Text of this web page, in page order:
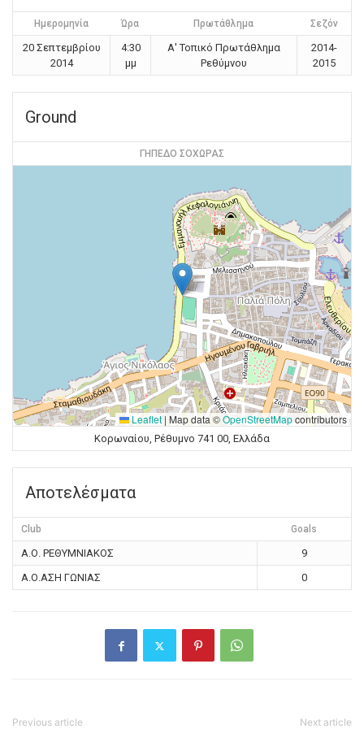
Ημερομηνία Ώρα Πρωτάθλημα Σεζόν
20 Σεπτεμβρίου
2014
4:30
μμ
Α' Τοπικό Πρωτάθλημα
Ρεθύμνου
2014-
2015
Ground
ΓΗΠΕΔΟ ΣΟΧΩΡΑΣ
Leaflet | Map data ©OpenStreetMapcontributors
Κορωναίου, Ρέθυμνο 741 00, Ελλάδα
Αποτελέσματα
Club Goals
Α.Ο. ΡΕΘΥΜΝΙΑΚΟΣ
9
Α.Ο.ΑΣΗ ΓΩΝΙΑΣ
0
Previous article Next article